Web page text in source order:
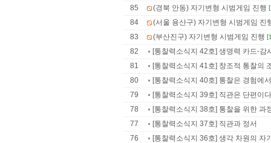
85 (경북 안동) 자기변형 시범게임 진행
84
(서울 용산구) 자기변형 시범게임 진
83
(부산진구) 자기변형 시범게임 진행
82
[통찰력소식지 42호] 생명력 카드-감
81
[통찰력소식지 41호] 창조적 통찰의
80
[통찰력소식지 40호] 통찰은 경험에
79
[통찰력소식지 39호] 직관은 단편이
78
[통찰력소식지 38호] 통찰을 위한 과
77
[통찰력소식지 37호] 직관과 정서
76
[통찰력소식지 36호] 생각 차원의 자